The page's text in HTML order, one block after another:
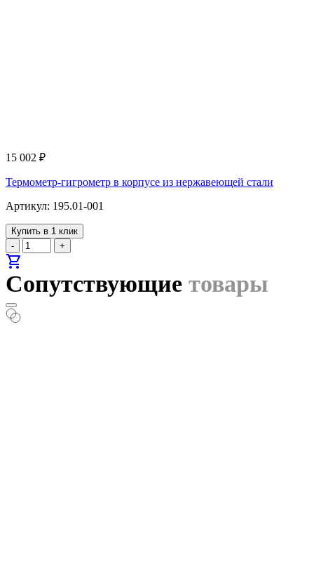
15 002 ₽
Термометр-гигрометр в корпусе из нержавеющей стали
Артикул: 195.01-001
Купить в 1 клик
-
+
shopping_cart
Сопутствующие товары